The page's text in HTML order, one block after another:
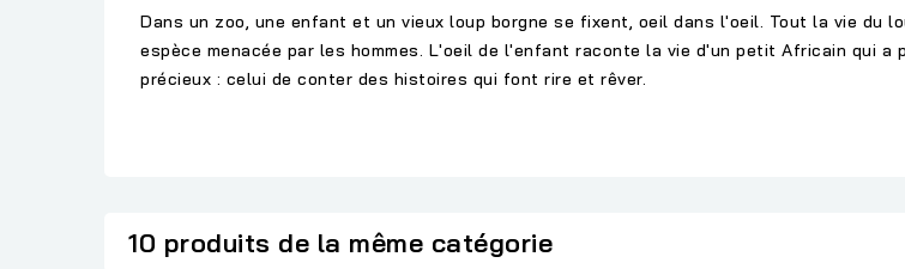
Dans un zoo, une enfant et un vieux loup borgne se fixent, oeil dans l'oeil. Tout la vie du
espèce menacée par les hommes. L'oeil de l'enfant raconte la vie d'un petit Africain qui
précieux : celui de conter des histoires qui font rire et rêver.
10 produits de la même catégorie